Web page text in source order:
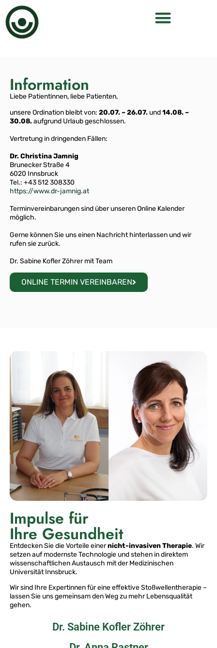
Information
Liebe Patientinnen, liebe Patienten,
unsere Ordination bleibt von: 20.07. – 26.07. und14.08. –
30.08.aufgrund Urlaub geschlossen.
Vertretung in dringenden Fällen:
Dr. Christina Jamnig
Brunecker Straße 4
6020 Innsbruck
Tel.: +43 512 308330
https://www.dr-jamnig.at
Terminvereinbarungen sind über unseren Online Kalender
möglich.
Gerne können Sie uns einen Nachricht hinterlassen und wir
rufen sie zurück.
Dr. Sabine Kofler Zöhrer mit Team
ONLINE TERMIN VEREINBAREN
Impulse für
Ihre Gesundheit
Entdecken Sie die Vorteile einernicht-invasiven Therapie. Wir
setzen auf modernste Technologie und stehen in direktem
wissenschaftlichen Austausch mit der Medizinischen
Universität Innsbruck.
Wir sind Ihre Expertinnen für eine effektive Stoßwellentherapie –
lassen Sie uns gemeinsam den Weg zu mehr Lebensqualität
gehen.
Dr. Sabine Kofler Zöhrer